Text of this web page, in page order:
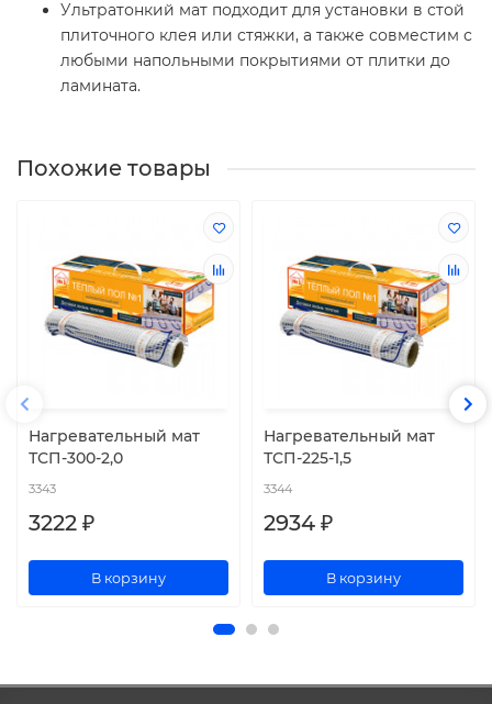
Ультратонкий мат подходит для установки в стой
плиточного клея или стяжки, а также совместим с
любыми напольными покрытиями от плитки до
ламината.
Похожие товары
Нагревательный мат
ТСП-300-2,0
3343
3222 ₽
В корзину
Нагревательный мат
ТСП-225-1,5
3344
2934 ₽
В корзину